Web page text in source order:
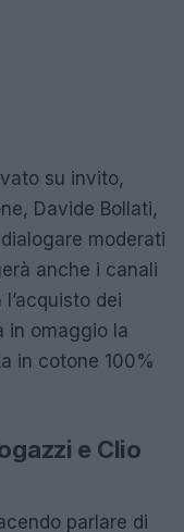
su invito,
Davide Bollati,
moderati
anche i canali
dei
in omaggio la
in cotone 100%
e Clio
parlare di